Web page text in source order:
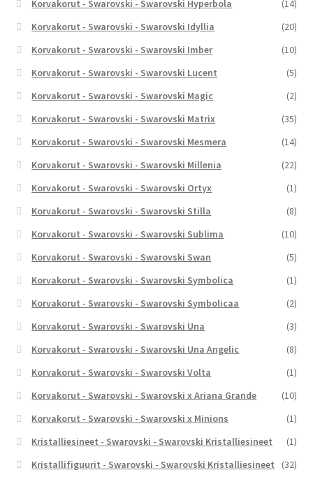
Korvakorut - Swarovski - Swarovski Hyperbola
(14)
Korvakorut - Swarovski - Swarovski Idyllia
(20)
Korvakorut - Swarovski - Swarovski Imber
(10)
Korvakorut - Swarovski - Swarovski Lucent
(5)
Korvakorut - Swarovski - Swarovski Magic
(2)
Korvakorut - Swarovski - Swarovski Matrix
(35)
Korvakorut - Swarovski - Swarovski Mesmera
(14)
Korvakorut - Swarovski - Swarovski Millenia
(22)
Korvakorut - Swarovski - Swarovski Ortyx
(1)
Korvakorut - Swarovski - Swarovski Stilla
(8)
Korvakorut - Swarovski - Swarovski Sublima
(10)
Korvakorut - Swarovski - Swarovski Swan
(5)
Korvakorut - Swarovski - Swarovski Symbolica
(1)
Korvakorut - Swarovski - Swarovski Symbolicaa
(2)
Korvakorut - Swarovski - Swarovski Una
(3)
Korvakorut - Swarovski - Swarovski Una Angelic
(8)
Korvakorut - Swarovski - Swarovski Volta
(1)
Korvakorut - Swarovski - Swarovski x Ariana Grande
(10)
Korvakorut - Swarovski - Swarovski x Minions
(1)
Kristalliesineet - Swarovski - Swarovski Kristalliesineet
(1)
Kristallifiguurit - Swarovski - Swarovski Kristalliesineet
(32)